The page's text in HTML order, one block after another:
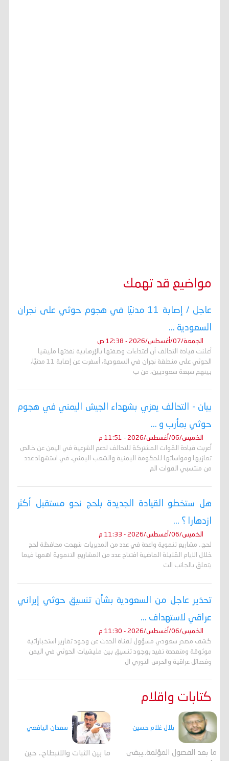
مواضيع قد تهمك
عاجل / إصابة 11 مدنيًا في هجوم حوثي على نجران
السعودية ...
الجمعة/07/أغسطس/2026 - 12:38 ص
أعلنت قيادة التحالف أن اعتداءات وصفتها بالإرهابية نفذتها مليشيا
الحوثي على منطقة نجران في السعودية، أسفرت عن إصابة 11 مدنيًا،
بينهم سبعة سعوديين، من ب
بيان - التحالف يعزي بشهداء الجيش اليمني في هجوم
حوثي بمأرب و ...
الخميس/06/أغسطس/2026 - 11:51 م
أعربت قيادة القوات المشتركة للتحالف لدعم الشرعية في اليمن عن خالص
تعازيها ومواساتها للحكومة اليمنية والشعب اليمني، في استشهاد عدد
من منتسبي القوات الم
هل ستخطو القيادة الجديدة بلحج نحو مستقبل أكثر
ازدهارا ؟ ...
الخميس/06/أغسطس/2026 - 11:33 م
لحج.. مشاريع تنموية واعدة في عدد من المديريات شهدت محافظة لحج
خلال الايام القليلة الماضية افتتاح عدد من المشاريع التنموية اهمها فيما
يتعلق بالجانب الت
تحذير عاجل من السعودية بشأن تنسيق حوثي إيراني
عراقي لاستهداف ...
الخميس/06/أغسطس/2026 - 11:30 م
كشف مصدر سعودي مسؤول لقناة الحدث عن وجود تقارير استخباراتية
موثوقة ومتعددة تفيد بوجود تنسيق بين مليشيات الحوثي في اليمن
وفصائل عراقية والحرس الثوري ال
كتابات واقلام
بلال غلام حسين
ما بعد الفصول المؤلمة..يبقى
سعدان اليافعي
ما بين الثبات والانبطاح.. حين